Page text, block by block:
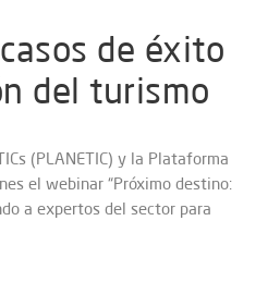
de éxito
del turismo
(PLANETIC) y la Plataforma
el webinar “Próximo destino:
a expertos del sector para